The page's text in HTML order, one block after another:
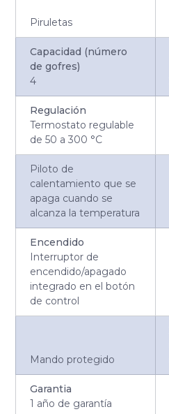
Piruletas
Capacidad (número
de gofres)
4
Regulación
Termostato regulable
de 50 a 300 °C
Piloto de
calentamiento que se
apaga cuando se
alcanza la temperatura
Encendido
Interruptor de
encendido/apagado
integrado en el botón
de control
Mando protegido
Garantia
1 año de garantía